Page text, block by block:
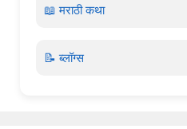
📖 मराठी कथा
📝 ब्लॉग्स